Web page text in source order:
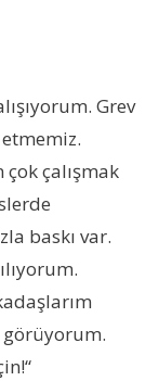
Grev
çok çalışmak
baskı var.
görüyorum.